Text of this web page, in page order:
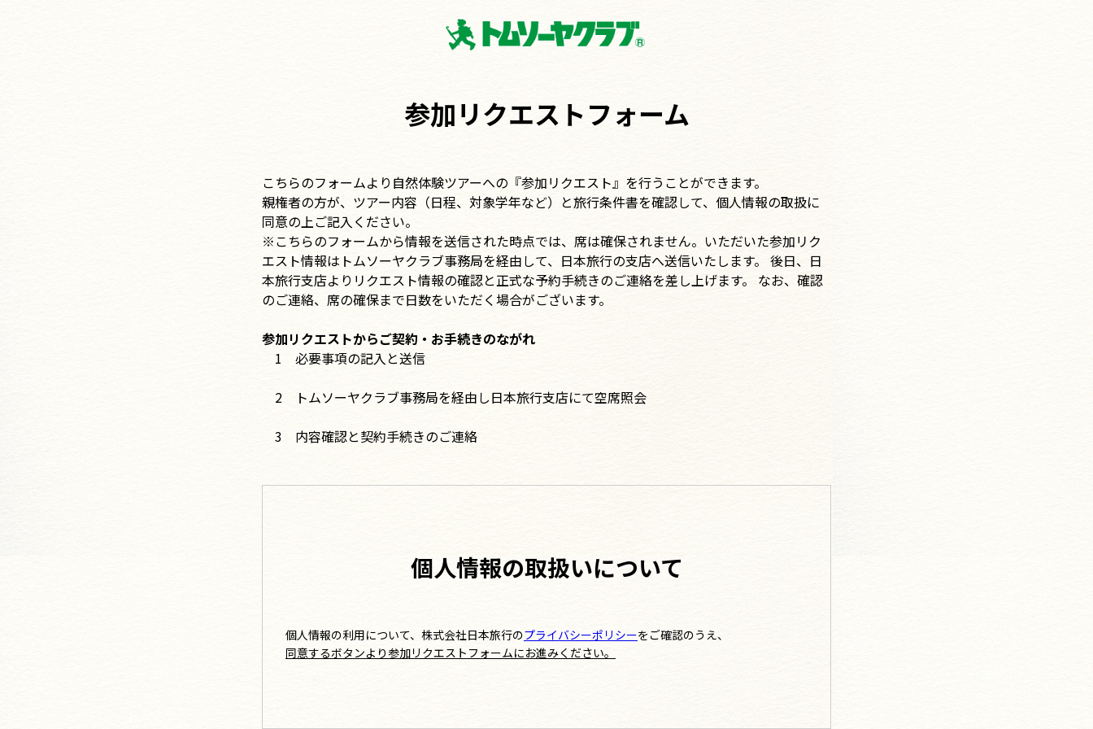
参加リクエストフォーム
こちらのフォームより自然体験ツアーへの『参加リクエスト』を行うことができます。
親権者の方が、ツアー内容（日程、対象学年など）と旅行条件書を確認して、個人情報の取扱に
同意の上ご記入ください。
※こちらのフォームから情報を送信された時点では、席は確保されません。いただいた参加リク
エスト情報はトムソーヤクラブ事務局を経由して、日本旅行の支店へ送信いたします。 後日、日
本旅行支店よりリクエスト情報の確認と正式な予約手続きのご連絡を差し上げます。 なお、確認
のご連絡、席の確保まで日数をいただく場合がございます。
参加リクエストからご契約・お手続きのながれ
1 必要事項の記入と送信
2 トムソーヤクラブ事務局を経由し日本旅行支店にて空席照会
3 内容確認と契約手続きのご連絡
個人情報の取扱いについて
個人情報の利用について、株式会社日本旅行のプライバシーポリシーをご確認のうえ、
同意するボタンより参加リクエストフォームにお進みください。